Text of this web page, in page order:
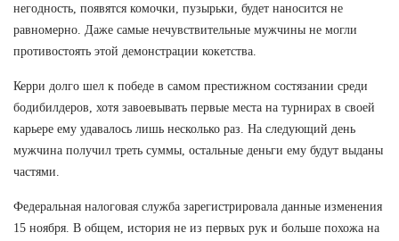
негодность, появятся комочки, пузырьки, будет наносится не
равномерно. Даже самые нечувствительные мужчины не могли
противостоять этой демонстрации кокетства.
Керри долго шел к победе в самом престижном состязании среди
бодибилдеров, хотя завоевывать первые места на турнирах в своей
карьере ему удавалось лишь несколько раз. На следующий день
мужчина получил треть суммы, остальные деньги ему будут выданы
частями.
Федеральная налоговая служба зарегистрировала данные изменения
15 ноября. В общем, история не из первых рук и больше похожа на